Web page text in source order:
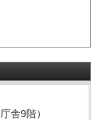
舎9階）